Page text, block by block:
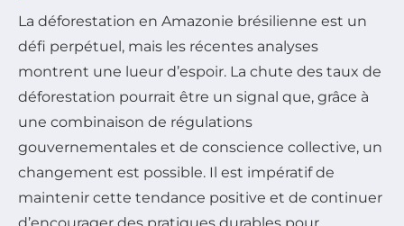
La déforestation en Amazonie brésilienne est un
défi perpétuel, mais les récentes analyses
montrent une lueur d’espoir. La chute des taux de
déforestation pourrait être un signal que, grâce à
une combinaison de régulations
gouvernementales et de conscience collective, un
changement est possible. Il est impératif de
maintenir cette tendance positive et de continuer